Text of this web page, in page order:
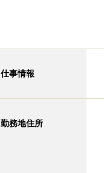
仕事情報
勤務地住所